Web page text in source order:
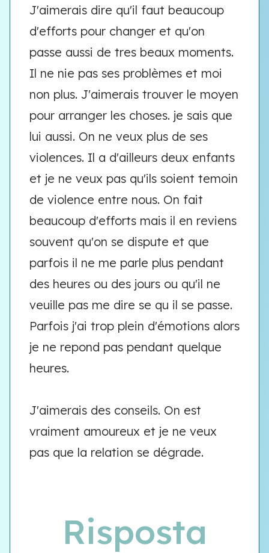
J'aimerais dire qu'il faut beaucoup
d'efforts pour changer et qu'on
passe aussi de tres beaux moments.
Il ne nie pas ses problèmes et moi
non plus. J'aimerais trouver le moyen
pour arranger les choses. je sais que
lui aussi. On ne veux plus de ses
violences. Il a d'ailleurs deux enfants
et je ne veux pas qu'ils soient temoin
de violence entre nous. On fait
beaucoup d'efforts mais il en reviens
souvent qu'on se dispute et que
parfois il ne me parle plus pendant
des heures ou des jours ou qu'il ne
veuille pas me dire se qu il se passe.
Parfois j'ai trop plein d'émotions alors
je ne repond pas pendant quelque
heures.
J'aimerais des conseils. On est
vraiment amoureux et je ne veux
pas que la relation se dégrade.
Risposta